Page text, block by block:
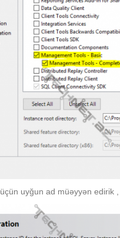
üçün uyğun ad müəyyən edirik ,